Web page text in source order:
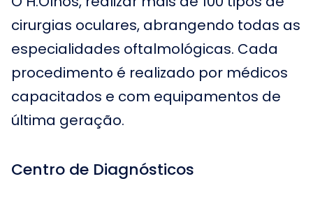
cirurgias oculares, abrangendo todas as
especialidades oftalmológicas. Cada
procedimento é realizado por médicos
capacitados e com equipamentos de
última geração.
Centro de Diagnósticos